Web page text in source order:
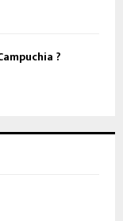
?